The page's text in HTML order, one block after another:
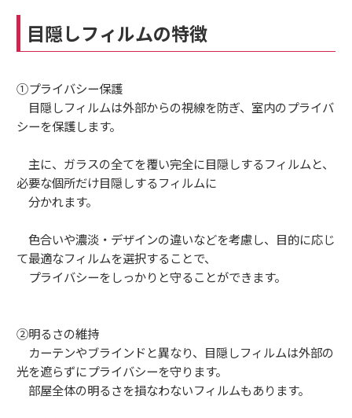
目隠しフィルムの特徴
①プライバシー保護
目隠しフィルムは外部からの視線を防ぎ、室内のプライバ
シーを保護します。
主に、ガラスの全てを覆い完全に目隠しするフィルムと、
必要な個所だけ目隠しするフィルムに
分かれます。
色合いや濃淡・デザインの違いなどを考慮し、目的に応じ
て最適なフィルムを選択することで、
プライバシーをしっかりと守ることができます。
②明るさの維持
カーテンやブラインドと異なり、目隠しフィルムは外部の
光を遮らずにプライバシーを守ります。
部屋全体の明るさを損なわないフィルムもあります。